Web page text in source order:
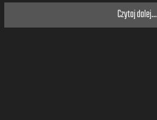
Czytaj dalej...